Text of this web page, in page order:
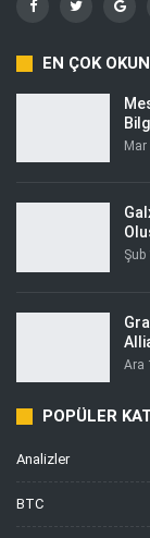
EN ÇOK
Mar
Şub
Ara
POPÜLER
Analizler
BTC